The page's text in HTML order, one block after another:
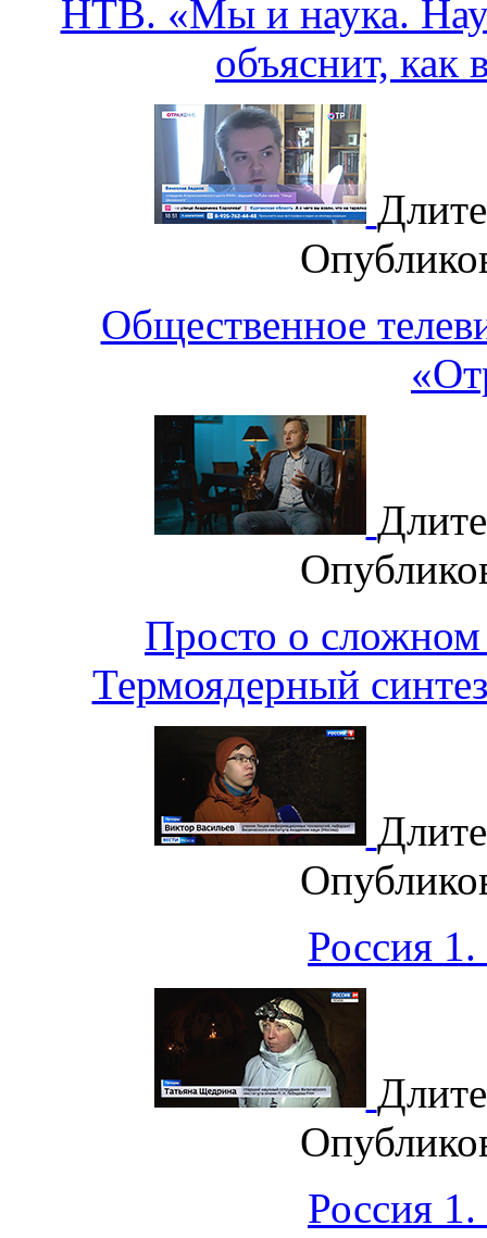
НТВ. «Мы и наука.
объяснит, как
Общественное
Просто о
Термоядерный
Россия
Россия